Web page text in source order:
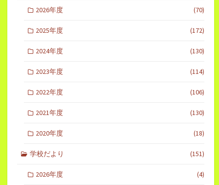
2026年度 (70)
2025年度 (172)
2024年度 (130)
2023年度 (114)
2022年度 (106)
2021年度 (130)
2020年度 (18)
学校だより (151)
2026年度 (4)